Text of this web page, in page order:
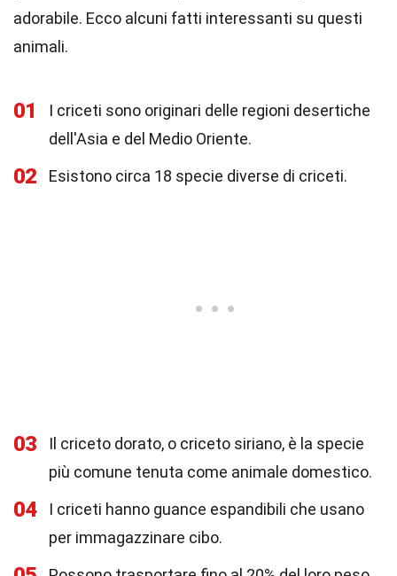
adorabile. Ecco alcuni fatti interessanti su questi
animali.
01
I criceti sono originari delle regioni desertiche
dell'Asia e del Medio Oriente.
02 Esistono circa 18 specie diverse di criceti.
03
Il criceto dorato, o criceto siriano, è la specie
più comune tenuta come animale domestico.
04
I criceti hanno guance espandibili che usano
per immagazzinare cibo.